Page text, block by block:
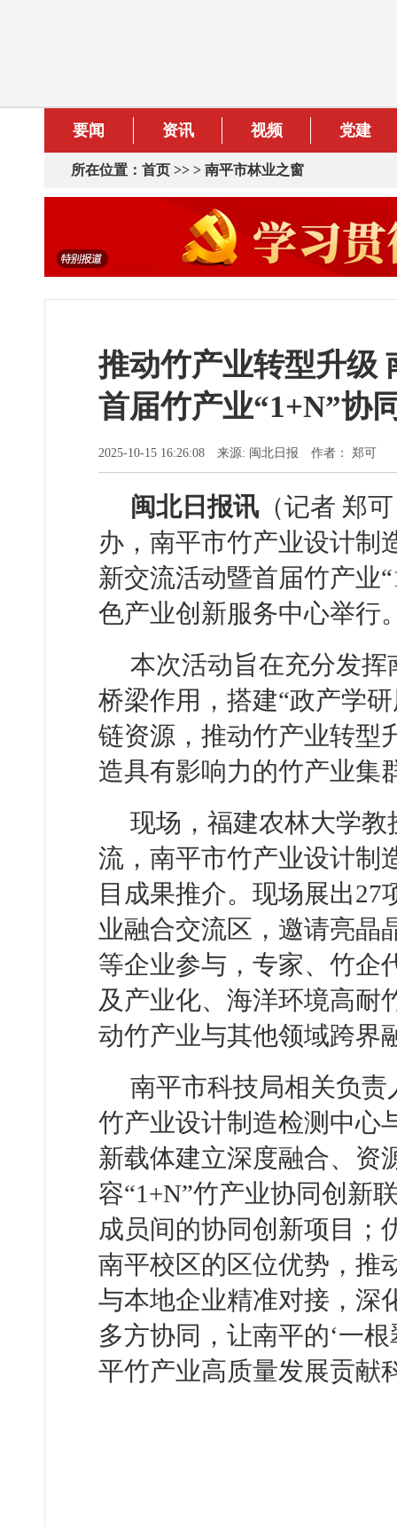
要闻 资讯 视频 党建
所在位置： 首页 >> > 南平市林业之窗
推动竹产业转型升级
首届竹产业“1+N”协
2025-10-15 16:26:08 来源: 闽北日报 作者： 郑可
闽北日报讯 （记者 郑
办，南平市竹产业设计制
新交流活动暨首届竹产业
色产业创新服务中心举行
本次活动旨在充分发
桥梁作用，搭建“政产学
链资源，推动竹产业转型
造具有影响力的竹产业集
现场，福建农林大学
流，南平市竹产业设计制
目成果推介。现场展出27
业融合交流区，邀请亮晶
等企业参与，专家、竹企
及产业化、海洋环境高耐
动竹产业与其他领域跨界
南平市科技局相关负
竹产业设计制造检测中心
新载体建立深度融合、资
容“1+N”竹产业协同创新
成员间的协同创新项目；
南平校区的区位优势，推
与本地企业精准对接，深
多方协同，让南平的‘一
平竹产业高质量发展贡献